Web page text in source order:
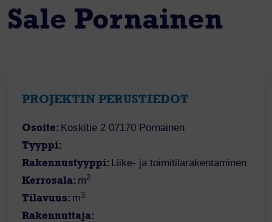
Sale Pornainen
PROJEKTIN PERUSTIEDOT
Osoite: Koskitie 2 07170 Pornainen
Tyyppi:
Rakennustyyppi: Liike- ja toimitilarakentaminen
Kerrosala: m2
Tilavuus: m3
Rakennuttaja: